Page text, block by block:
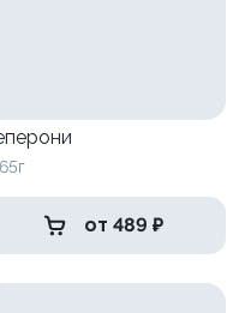
от 489 ₽